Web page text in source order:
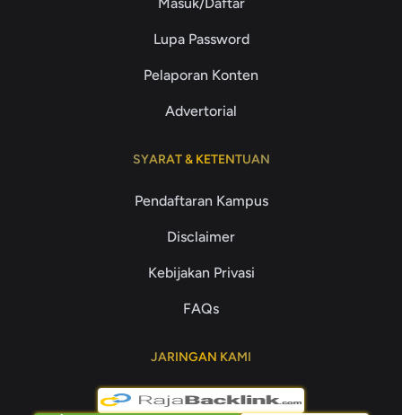
Lupa Password
Pelaporan Konten
Advertorial
SYARAT & KETENTUAN
Pendaftaran Kampus
Disclaimer
Kebijakan Privasi
FAQs
JARINGAN KAMI